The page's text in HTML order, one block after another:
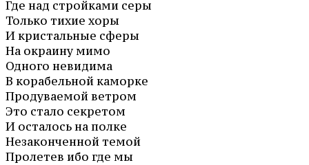
Где над стройками серы
Только тихие хоры
И кристальные сферы
На окраину мимо
Одного невидима
В корабельной каморке
Продуваемой ветром
Это стало секретом
И осталось на полке
Незаконченной темой
Пролетев ибо где мы